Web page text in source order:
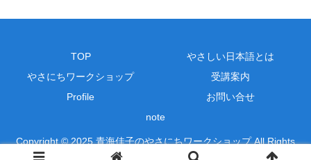
TOP
やさしい日本語とは
やさにちワークショップ
受講案内
Profile
お問い合せ
note
Copyright © 2025 青海佳子のやさにちワークショップ All Rights